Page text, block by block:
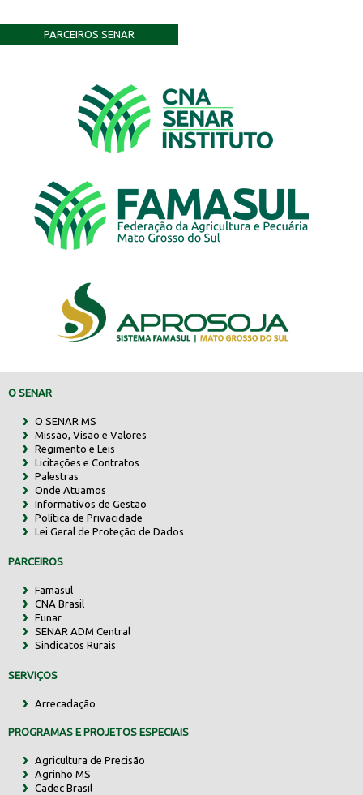
PARCEIROS SENAR
O SENAR
O SENAR MS
Missão, Visão e Valores
Regimento e Leis
Licitações e Contratos
Palestras
Onde Atuamos
Informativos de Gestão
Política de Privacidade
Lei Geral de Proteção de Dados
PARCEIROS
Famasul
CNA Brasil
Funar
SENAR ADM Central
Sindicatos Rurais
SERVIÇOS
Arrecadação
PROGRAMAS E PROJETOS ESPECIAIS
Agricultura de Precisão
Agrinho MS
Cadec Brasil